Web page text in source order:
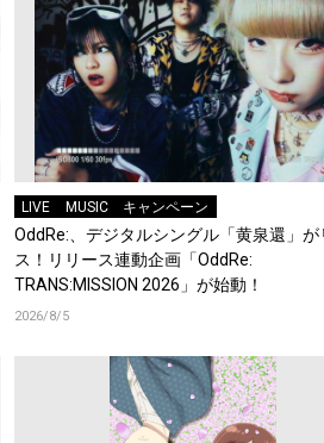
LIVE MUSIC キャンペーン
OddRe:、デジタルシングル「黄泉還」が
ス！リリース連動企画「OddRe:
TRANS:MISSION 2026」が始動！
2026/8/5